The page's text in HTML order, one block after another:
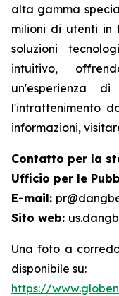
alta gamma
milioni di utenti in
soluzioni
intuitivo,
un'esperienza
l'intrattenimento
informazioni,
Contatto per la
Ufficio per le
E-mail:
Sito web:
Una foto a
disponibile su:
https://